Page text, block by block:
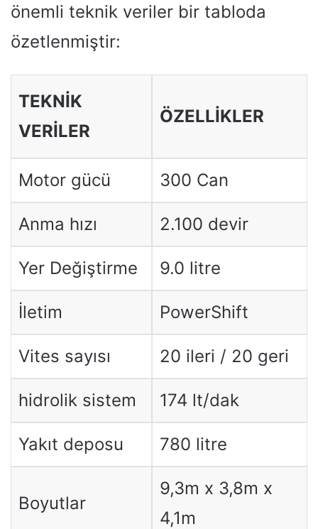
önemli teknik veriler bir tabloda
özetlenmiştir:
TEKNİK
VERİLER
ÖZELLİKLER
Motor gücü 300 Can
Anma hızı 2.100 devir
Yer Değiştirme 9.0 litre
İletim PowerShift
Vites sayısı 20 ileri / 20 geri
hidrolik sistem 174 lt/dak
Yakıt deposu 780 litre
Boyutlar
9,3m x 3,8m x
4,1m